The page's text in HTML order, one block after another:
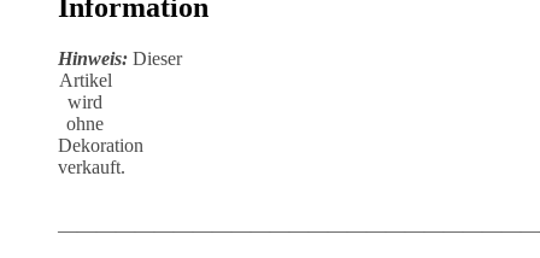
Information
Hinweis: Dieser
Artikel
wird
ohne
Dekoration
verkauft.